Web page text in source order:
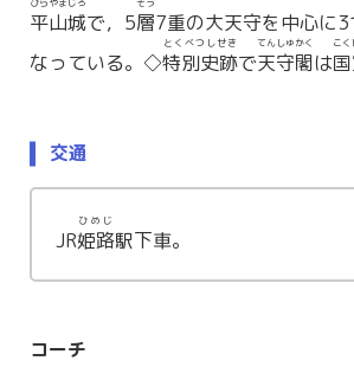
平山城で，5層7重の大天守を中心に
なっている。◇特別史跡
とくべつしせき
で天守閣
てんしゅかく
は
こく
交通
JR姫路
ひめじ
駅下車。
コーチ